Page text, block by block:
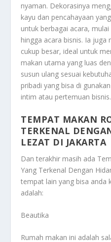
nyaman. Dekorasinya
kayu dan pencahayaan
untuk berbagai acara,
hingga acara bisnis. Ia juga
cukup besar, ideal untuk
makan utama yang luas
susun ulang sesuai
pribadi yang bisa di
intim atau pertemuan bisnis.
TEMPAT MAKAN
TERKENAL
LEZAT DI JAKARTA
Dan terakhir masih ada
Yang Terkenal Dengan
tempat lain yang bisa anda
adalah:
Beautika
Rumah makan ini adalah